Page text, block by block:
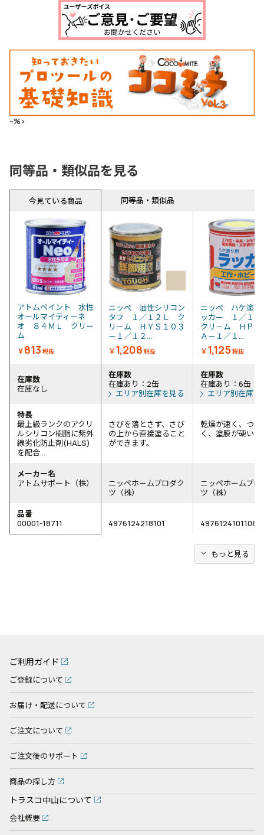
--%>
同等品・類似品を見る
今見ている商品 同等品・類似品
アトムペイント 水性
オールマイティーネ
オ ８４ＭＬ クリー
ム
￥813 税抜
ニッぺ 油性シリコン
タフ １／１２Ｌ ク
リーム ＨＹＳ１０３
－１／１２...
￥1,208 税抜
ニッぺ ハケ塗り
ッカー １／１
クリ－ム ＨＰＬ
Ａ－１／１...
￥1,125税抜
在庫数
在庫なし
在庫数
在庫あり：2缶
エリア別在庫を見る
在庫数
在庫あり：6缶
エリア別在庫を
特長
最上級ランクのアクリ
ルシリコン樹脂に紫外
線劣化防止剤(HALS)
を配合...
さびを落とさず、さび
の上から直接塗ること
ができます。
乾燥が速く、つや
く、塗膜が硬いで
メーカー名
アトムサポート（株）
ニッペホームプロダク
ツ（株）
ニッペホームプロ
ツ（株）
品番
00001-18711
4976124218101 4976124101106
expand_more もっと見る
ご利用ガイド
ご登録について
お届け・配送について
ご注文について
ご注文後のサポート
商品の探し方
トラスコ中山について
会社概要